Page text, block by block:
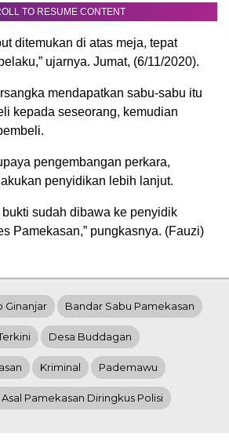
TO RESUME CONTENT
ditemukan di atas meja, tepat
ujarnya. Jumat, (6/11/2020).
mendapatkan sabu-sabu itu
kepada seseorang, kemudian
pengembangan perkara,
penyidikan lebih lanjut.
sudah dibawa ke penyidik
Pamekasan,” pungkasnya. (Fauzi)
Ginanjar Bandar Sabu Pamekasan
Desa Buddagan
Kriminal Pademawu
Asal Pamekasan Diringkus Polisi